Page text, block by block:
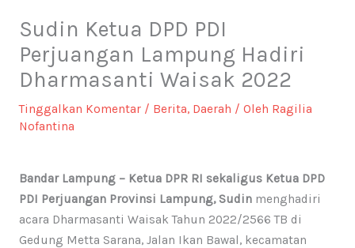
Sudin Ketua DPD PDI
Perjuangan Lampung Hadiri
Dharmasanti Waisak 2022
Tinggalkan Komentar / Berita, Daerah / Oleh Ragilia
Nofantina
Bandar Lampung – Ketua DPR RI sekaligus Ketua DPD
PDI Perjuangan Provinsi Lampung, Sudinmenghadiri
acara Dharmasanti Waisak Tahun 2022/2566 TB di
Gedung Metta Sarana, Jalan Ikan Bawal, kecamatan